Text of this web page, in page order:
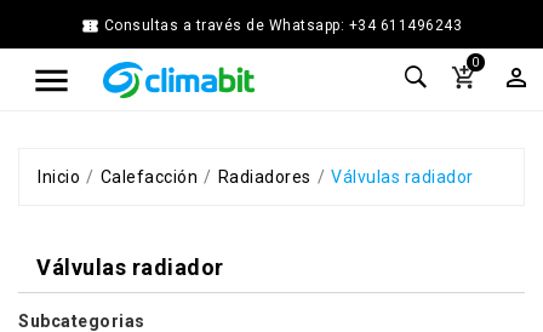
 Consultas a través de Whatsapp: +34 611496243

Home
Agua
Chimenea
Energía
Solar
Térmica

0

Inicio Calefacción Radiadores Válvulas radiador
Válvulas radiador
Subcategorias